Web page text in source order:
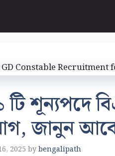
শূন্যপদে
জানুন
2025 bybengalipath